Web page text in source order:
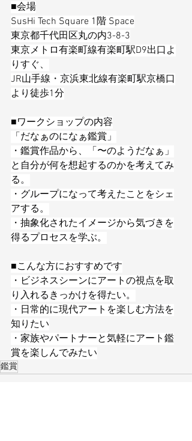
■会場
SusHi Tech Square 1階 Space
東京都千代田区丸の内3-8-3
東京メトロ有楽町線有楽町駅D9出口よ
りすぐ、
JR山手線・京浜東北線有楽町駅京橋口
より徒歩1分
■ワークショップの内容
「だなぁのになぁ鑑賞」
・鑑賞作品から、「〜のようだなぁ」
と自分が何を想起するのかを考えてみ
る。
・グループになって考えたことをシェ
アする。
・抽象化されたイメージから気づきを
得るプロセスを学ぶ。
■こんな方におすすめです
・ビジネスシーンにアートの視点を取
り入れるきっかけを得たい。
・日常的に現代アートを楽しむ方法を
知りたい
・家族やパートナーと気軽にアート鑑
賞を楽しんでみたい
鑑賞